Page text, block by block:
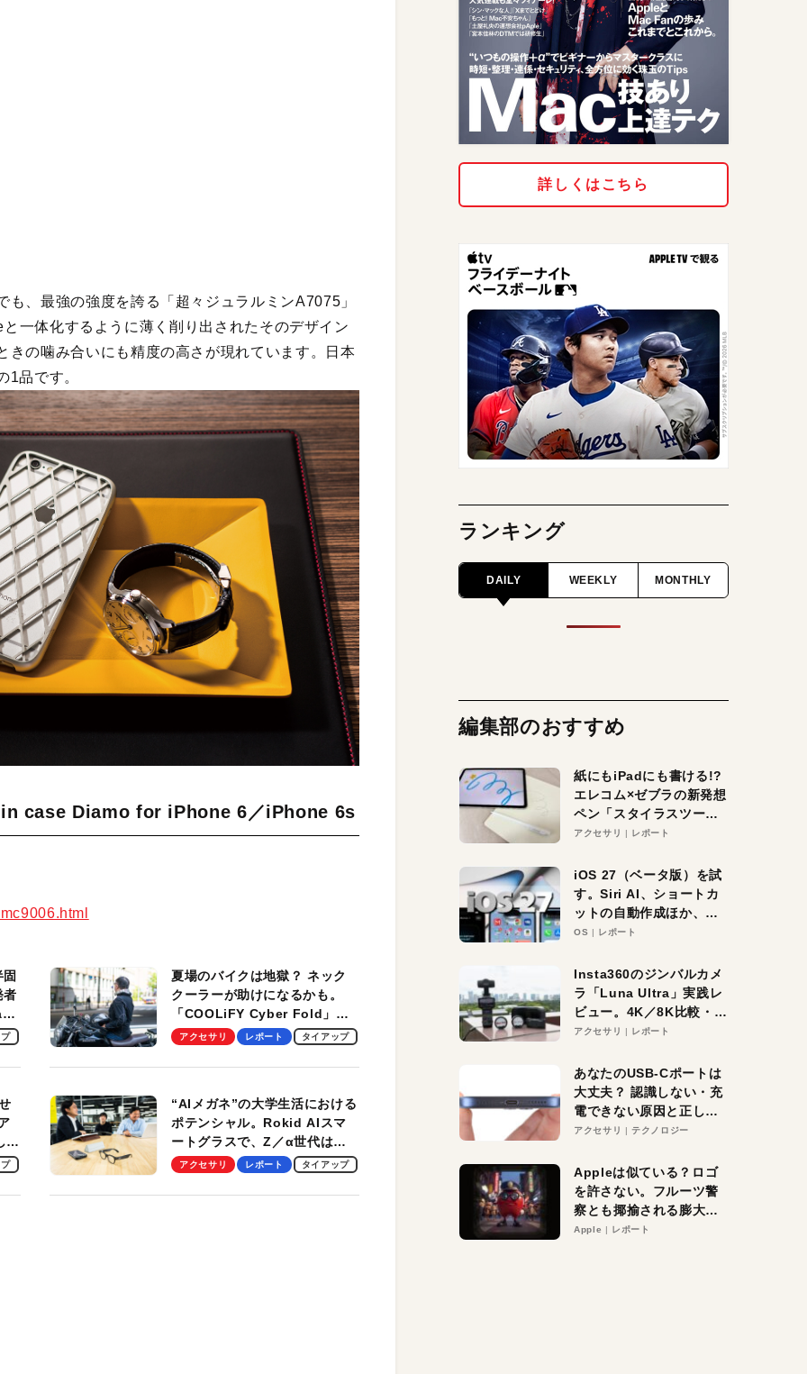
、最強の強度を誇る「超々ジュラルミンA7075」
一体化するように薄く削り出されたそのデザイン
きの噛み合いにも精度の高さが現れています。日本
1品です。
case Diamo for iPhone 6／iPhone 6s
者
夏場のバイクは地獄？ ネック
クーラーが助けになるかも。
「COOLiFY Cyber Fold」レ
ビュー。冷却の速さ、密着する
性がグッド！
アクセサリ レポート タイアップ
て
ス
“AIメガネ”の大学生活における
ポテンシャル。Rokid AIスマ
ートグラスで、Z／α世代は何
を見る？ 現役学生起業家、そ
【PR】
アクセサリ レポート タイアップ
詳しくはこちら
ランキング
DAILY WEEKLY MONTHLY
編集部のおすすめ
紙にもiPadにも書ける!?
エレコム×ゼブラの新発想
ペン「スタイラスツーウ
ェイ」レビュー。持ち替
アクセサリ レポート
iOS 27（ベータ版）を試
す。Siri AI、ショートカ
ットの自動作成ほか、期
待大の便利機能5選。
る未来はすぐそこ！
OS レポート
Insta360のジンバルカメ
ラ「Luna Ultra」実践レ
ビュー。4K／8K比較・ズ
ーム・夜間撮影をチェッ
アクセサリ レポート
あなたのUSB-Cポートは
大丈夫？ 認識しない・充
電できない原因と正しい
対策
アクセサリ テクノロジー
Appleは似ている？ロゴ
を許さない。フルーツ警
察とも揶揄される膨大な
異議申し立て。対象は非
Apple レポート